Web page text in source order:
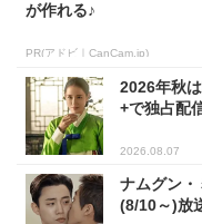
が作れる♪
PR(アドビ｜CanCam.jp)
2026年秋
+で独占配
2026.08.07
ナムグン・
(8/10～)放